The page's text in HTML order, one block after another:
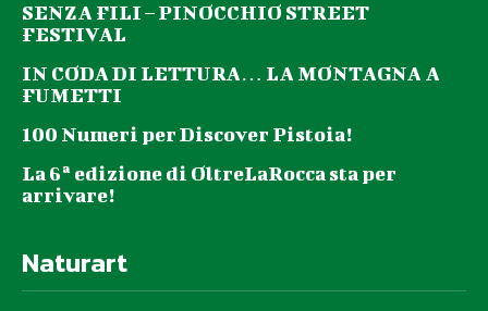
SENZA FILI – PINOCCHIO STREET
FESTIVAL
IN CODA DI LETTURA… LA MONTAGNA A
FUMETTI
100 Numeri per Discover Pistoia!
La 6ª edizione di OltreLaRocca sta per
arrivare!
Naturart